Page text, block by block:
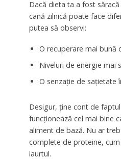
Dacă dieta ta a fost
cană zilnică poate face
putea să observi:
O recuperare mai bună
Niveluri de energie mai
O senzație de sațietate
Desigur, ține cont de
funcționează cel mai bine
aliment de bază. Nu ar
complete de proteine,
iaurtul.